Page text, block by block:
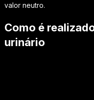
valor neutro.
Como é
urinário